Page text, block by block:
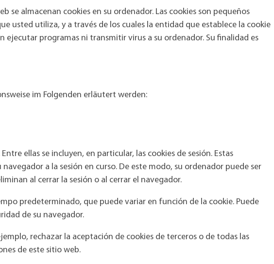
almacenan cookies en su ordenador. Las cookies son pequeños
usted utiliza, y a través de los cuales la entidad que establece la cookie
ejecutar programas ni transmitir virus a su ordenador. Su finalidad es
im Folgenden erläutert werden:
ellas se incluyen, en particular, las cookies de sesión. Estas
a la sesión en curso. De este modo, su ordenador puede ser
al cerrar la sesión o al cerrar el navegador.
predeterminado, que puede variar en función de la cookie. Puede
de su navegador.
rechazar la aceptación de cookies de terceros o de todas las
de este sitio web.